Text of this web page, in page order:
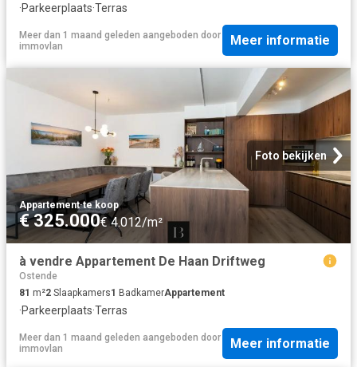
·Parkeerplaats·Terras
Meer dan 1 maand geleden aangeboden door
immovlan
Meer informatie
Foto bekijken
Appartement·te koop
€ 325.000€ 4.012/m²
à vendre Appartement De Haan Driftweg
Ostende
81 m²2 Slaapkamers1 BadkamerAppartement
·Parkeerplaats·Terras
Meer dan 1 maand geleden aangeboden door
immovlan
Meer informatie